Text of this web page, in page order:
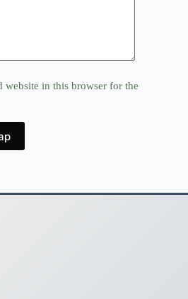
website in this browser for the